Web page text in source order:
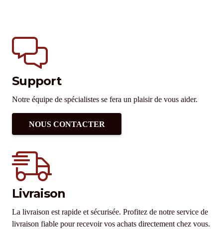
Support
Notre équipe de spécialistes se fera un plaisir de vous aider.
NOUS CONTACTER
Livraison
La livraison est rapide et sécurisée. Profitez de notre service de
livraison fiable pour recevoir vos achats directement chez vous.